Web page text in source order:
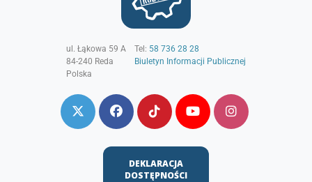
ul. Łąkowa 59 A
84-240 Reda
Polska
Tel: 58 736 28 28
Biuletyn Informacji Publicznej
DEKLARACJA
DOSTĘPNOŚCI